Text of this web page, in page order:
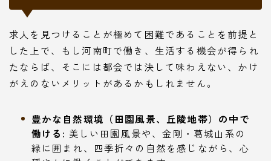
求人を見つけることが極めて困難であることを前提と
した上で、もし河南町で働き、生活する機会が得られ
たならば、そこには都会では決して味わえない、かけ
がえのないメリットがあるかもしれません。
豊かな自然環境（田園風景、丘陵地帯）の中で
働ける: 美しい田園風景や、金剛・葛城山系の
緑に囲まれ、四季折々の自然を感じながら、心